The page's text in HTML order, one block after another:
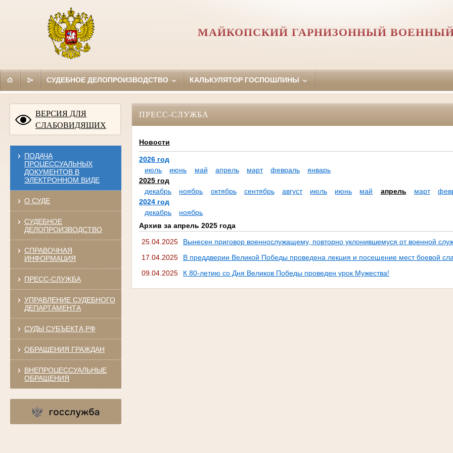
МАЙКОПСКИЙ ГАРНИЗОННЫЙ
СУДЕБНОЕ ДЕЛОПРОИЗВОДСТВО КАЛЬКУЛЯТОР ГОСПОШЛИНЫ
ВЕРСИЯ ДЛЯ
СЛАБОВИДЯЩИХ
ПОДАЧА
ПРОЦЕССУАЛЬНЫХ
ДОКУМЕНТОВ В
ЭЛЕКТРОННОМ ВИДЕ
О СУДЕ
СУДЕБНОЕ
ДЕЛОПРОИЗВОДСТВО
СПРАВОЧНАЯ
ИНФОРМАЦИЯ
ПРЕСС-СЛУЖБА
УПРАВЛЕНИЕ СУДЕБНОГО
ДЕПАРТАМЕНТА
СУДЫ СУБЪЕКТА РФ
ОБРАЩЕНИЯ ГРАЖДАН
ВНЕПРОЦЕССУАЛЬНЫЕ
ОБРАЩЕНИЯ
ПРЕСС-СЛУЖБА
Новости
2026 год
июль
июнь май апрель март февраль
январь
2025 год
декабрь
ноябрь октябрь сентябрь август июль июнь май апрель март
2024 год
декабрь
ноябрь
Архив за апрель 2025 года
25.04.2025
Вынесен приговор военнослужащему, повторно уклонившемуся от военной
17.04.2025
В преддверии Великой Победы проведена лекция и посещение мест боевой
09.04.2025
К 80-летию со Дня Великов Победы проведен урок Мужества!